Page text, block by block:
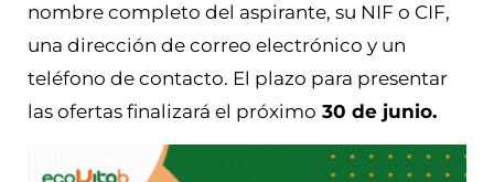
nombre completo del aspirante, su NIF o CIF,
una dirección de correo electrónico y un
teléfono de contacto. El plazo para presentar
las ofertas finalizará el próximo 30 de junio.